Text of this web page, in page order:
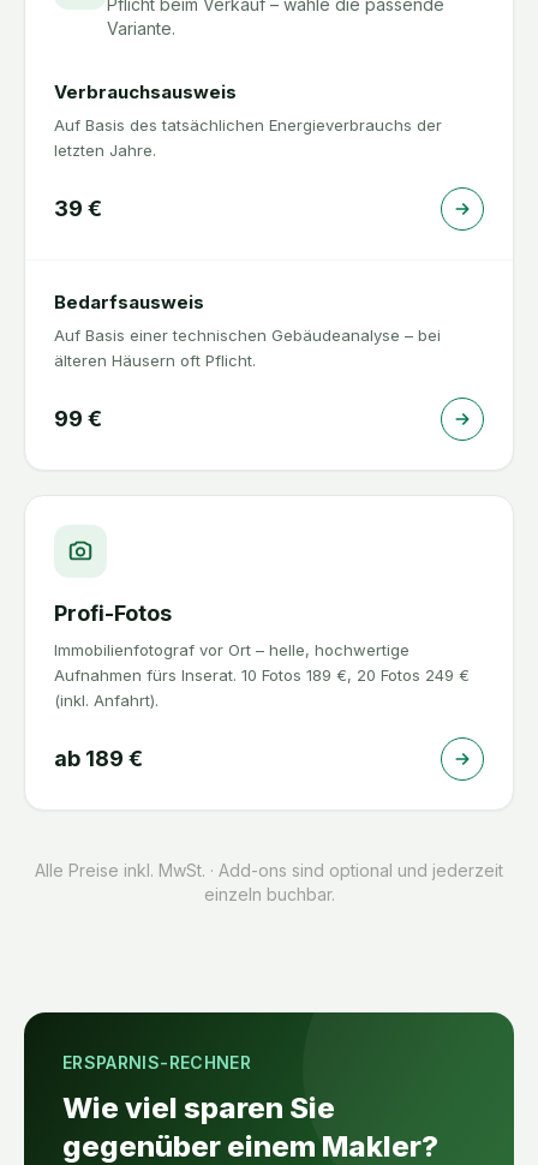
Pflicht beim Verkauf – wähle die passende
Variante.
Verbrauchsausweis
Auf Basis des tatsächlichen Energieverbrauchs der
letzten Jahre.
39 €
Bedarfsausweis
Auf Basis einer technischen Gebäudeanalyse – bei
älteren Häusern oft Pflicht.
99 €
Profi-Fotos
Immobilienfotograf vor Ort – helle, hochwertige
Aufnahmen fürs Inserat. 10 Fotos 189 €, 20 Fotos 249 €
(inkl. Anfahrt).
ab 189 €
Alle Preise inkl. MwSt. · Add-ons sind optional und jederzeit
einzeln buchbar.
ERSPARNIS-RECHNER
Wie viel sparen Sie
gegenüber einem Makler?